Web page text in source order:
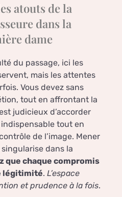
atouts de la
dans la
dame
du passage, ici les
mais les attentes
Vous devez sans
tout en affrontant la
judicieux d’accorder
tout en
de l’image. Mener
dans la
que chaque compromis
légitimité. L’espace
et prudence à la fois.